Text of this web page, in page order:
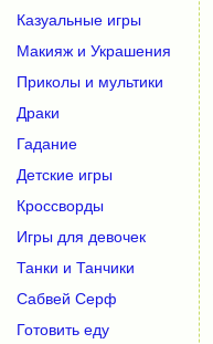
Казуальные игры
Макияж и Украшения
Приколы и мультики
Драки
Гадание
Детские игры
Кроссворды
Игры для девочек
Танки и Танчики
Сабвей Серф
Готовить еду